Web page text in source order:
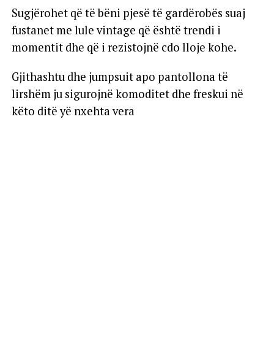
Sugjërohet që të bëni pjesë të gardërobës suaj
fustanet me lule vintage që është trendi i
momentit dhe që i rezistojnë cdo lloje kohe.
Gjithashtu dhe jumpsuit apo pantollona të
lirshëm ju sigurojnë komoditet dhe freskui në
këto ditë yë nxehta vera